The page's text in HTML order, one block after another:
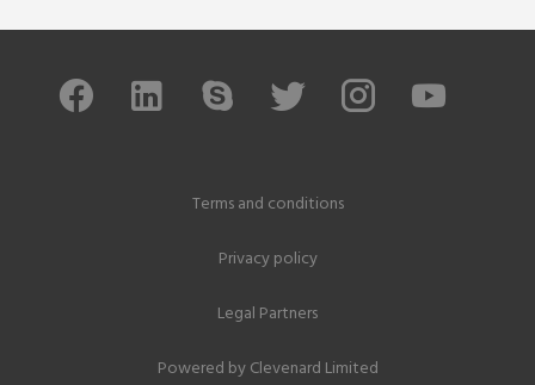
Terms and conditions
Privacy policy
Legal Partners
Powered byClevenard Limited